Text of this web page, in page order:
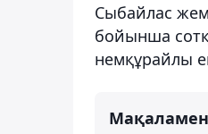
Сыбайлас
бойынша
немқұрайлы
Мақаламен